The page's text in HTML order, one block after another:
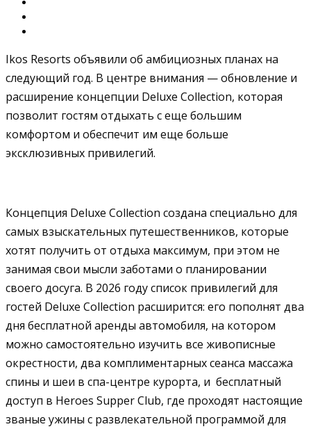
Ikos Resorts объявили об амбициозных планах на
следующий год. В центре внимания — обновление и
расширение концепции Deluxe Collection, которая
позволит гостям отдыхать с еще большим
комфортом и обеспечит им еще больше
эксклюзивных привилегий.
Концепция Deluxe Collection создана специально для
самых взыскательных путешественников, которые
хотят получить от отдыха максимум, при этом не
занимая свои мысли заботами о планировании
своего досуга. В 2026 году список привилегий для
гостей Deluxe Collection расширится: его пополнят два
дня бесплатной аренды автомобиля, на котором
можно самостоятельно изучить все живописные
окрестности, два комплиментарных сеанса массажа
спины и шеи в спа-центре курорта, и бесплатный
доступ в Heroes Supper Club, где проходят настоящие
званые ужины с развлекательной программой для